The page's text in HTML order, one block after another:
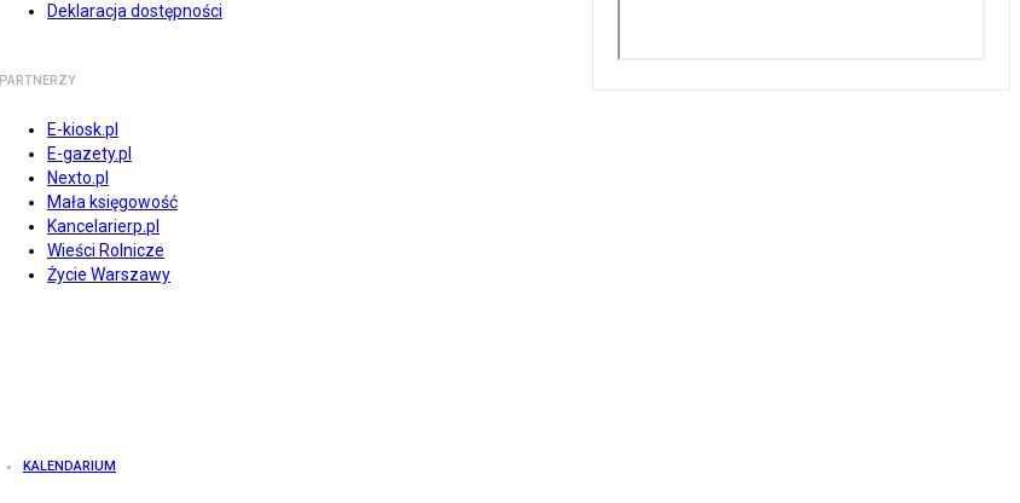
Deklaracja dostępności
PARTNERZY
E-kiosk.pl
E-gazety.pl
Nexto.pl
Mała księgowość
Kancelarierp.pl
Wieści Rolnicze
Życie Warszawy
KALENDARIUM